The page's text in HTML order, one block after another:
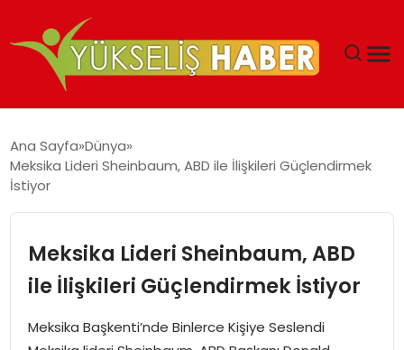
MALIYETLERINI AZALTIYOR’
Ana Sayfa Dünya
Meksika Lideri Sheinbaum, ABD ile İlişkileri Güçlendirmek
İstiyor
Meksika Lideri Sheinbaum, ABD
ile İlişkileri Güçlendirmek İstiyor
Meksika Başkenti’nde Binlerce Kişiye Seslendi